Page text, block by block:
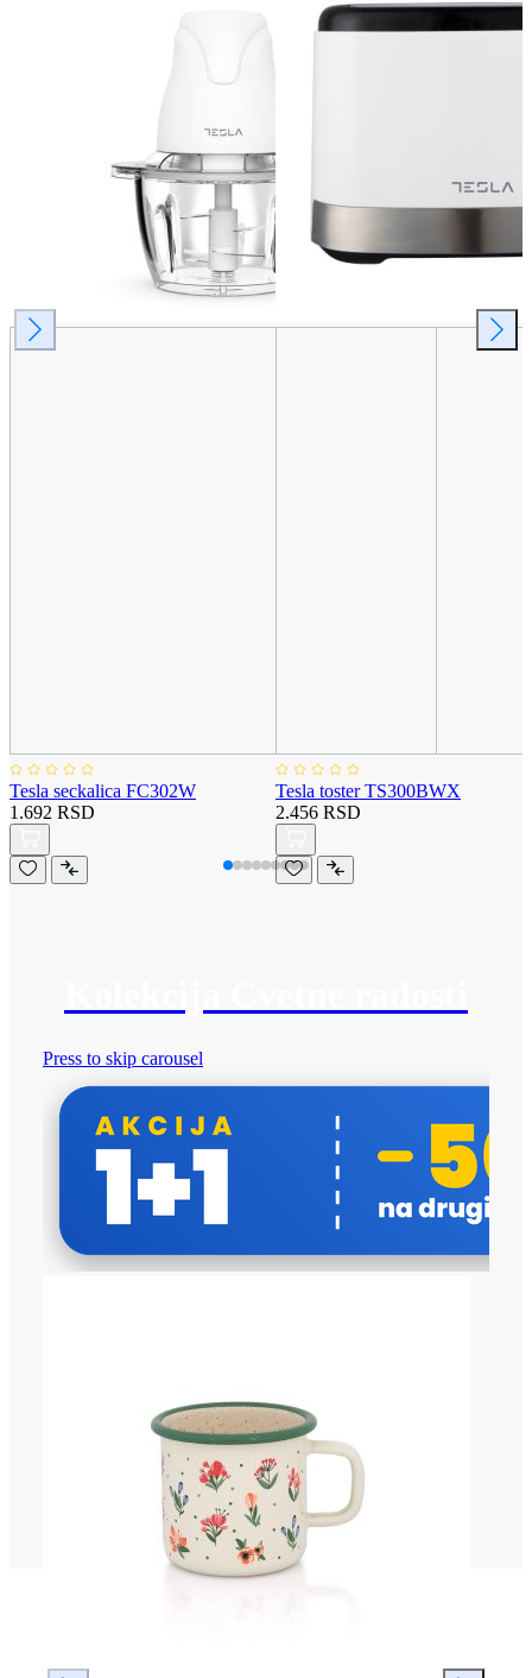
Tesla seckalica FC302W
1.692 RSD
Tesla toster TS300BWX
2.456 RSD
Press to skip carousel